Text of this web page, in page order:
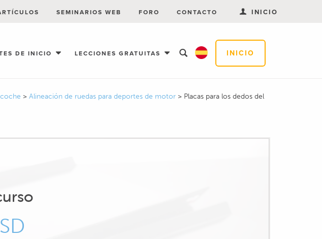
INICIO
DE INICIO LECCIONES GRATUITAS
SEMINARIOS WEB FORO CONTACTO INICIO
> Alineación de ruedas para deportes de motor > Placas para los dedos del